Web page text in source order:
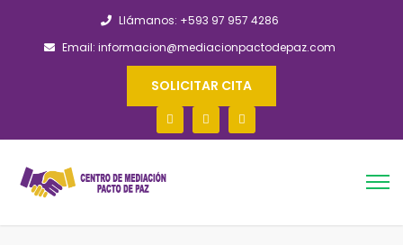
Llámanos: +593 97 957 4286
Email: informacion@mediacionpactodepaz.com
SOLICITAR CITA